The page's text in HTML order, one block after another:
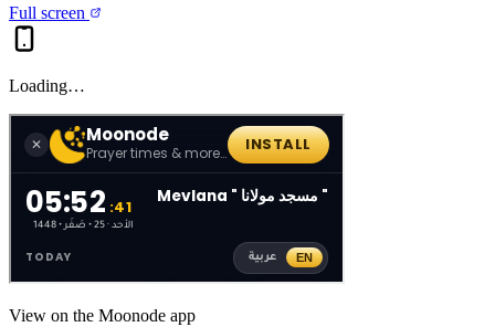
Full screen
Loading…
View on the Moonode app